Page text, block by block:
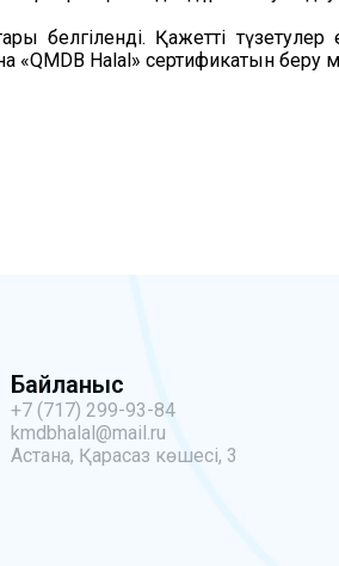
белгіленді. Қажетті түзетулер
«QMDB Halal» сертификатын беру
Байланыс
+7 (717) 299-93-84
kmdbhalal@mail.ru
Астана, Қарасаз көшесі, 3